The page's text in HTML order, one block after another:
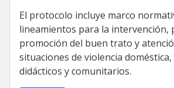
El protocolo incluye marco
lineamientos para la intervención,
promoción del buen trato y
situaciones de violencia
didácticos y comunitarios.